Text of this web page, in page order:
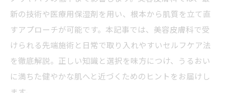
新の技術や医療用保湿剤を用い、根本から肌質を立て直
すアプローチが可能です。本記事では、美容皮膚科で受
けられる先端施術と日常で取り入れやすいセルフケア法
を徹底解説。正しい知識と選択を味方につけ、うるおい
に満ちた健やかな肌へと近づくためのヒントをお届けし